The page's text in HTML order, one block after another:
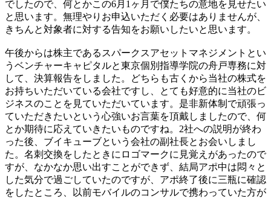
でしたので、何とかこの6月1ヶ月で僕たちの意地を見せたい
と思います。無理やりお申込いただく必要はありませんが、
きちんと対象者に対する告知をお願いしたいと思います。
午後からは株主であるスパークスアセットマネジメントとい
うベンチャーキャピタルと東京個別指導学院の舟戸専務に対
して、決算報告をしました。どちらも古くから当社の株式を
お持ちいただいている会社ですし、とても好意的に当社のビ
ジネスのことを見ていただいています。是非新体制で頑張っ
ていただきたいという心強いお言葉を頂戴しましたので、何
とか期待に応えていきたいものですね。2社への説明が終わ
った後、ブイキューブという会社の副社長とお会いしまし
た。名刺交換をしたときにロゴマークに見覚えがあったので
すが、なかなか思い出すことができず、結局アポ中は悶々と
した気分で過ごしていたのですが、アポ終了後に三瓶に確認
をしたところ、以前モバイルのコンサルで携わっていた方が